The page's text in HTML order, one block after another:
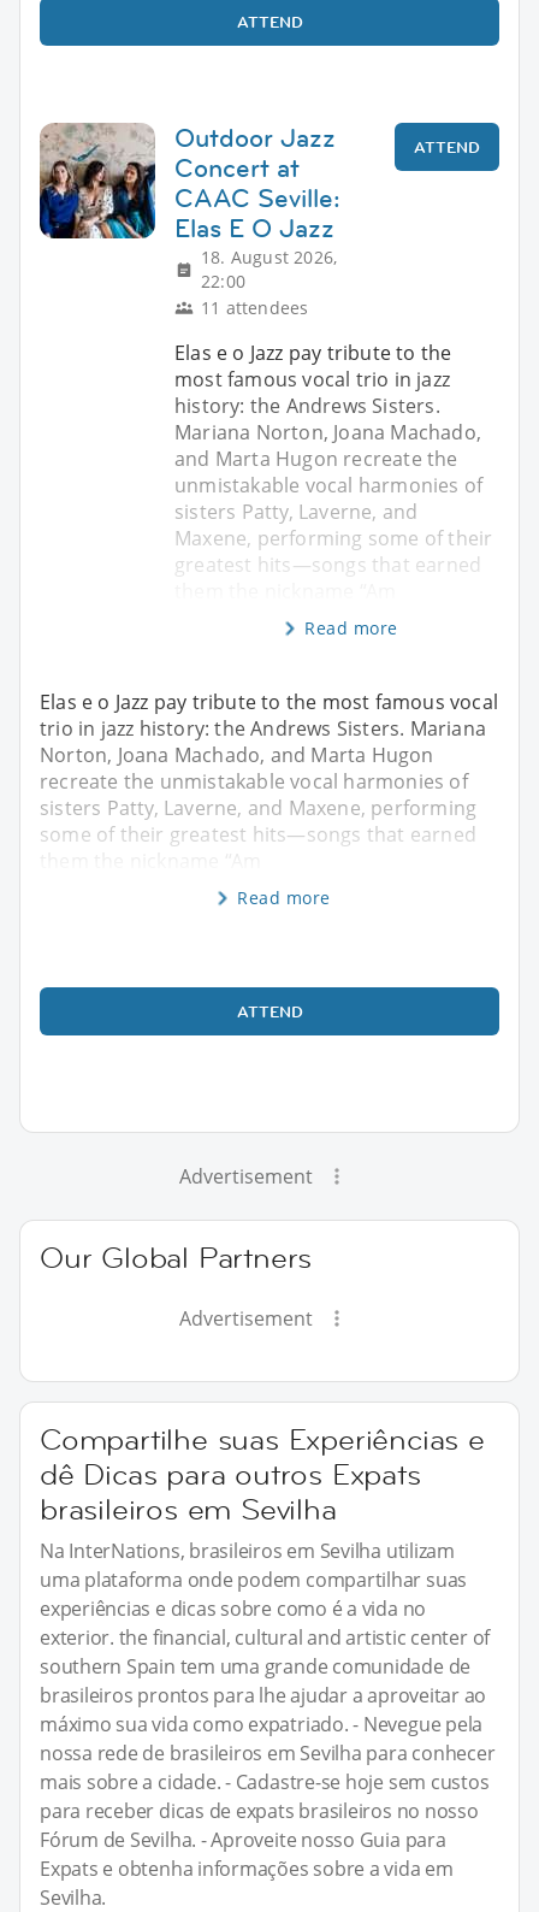
ATTEND
Outdoor Jazz
Concert at
CAAC Seville:
Elas E O Jazz
18. August 2026,
22:00
11 attendees
ATTEND
Elas e o Jazz pay tribute to the
most famous vocal trio in jazz
history: the Andrews Sisters.
Mariana Norton, Joana Machado,
and Marta Hugon recreate the
unmistakable vocal harmonies of
sisters Patty, Laverne, and
Maxene, performing some of their
greatest hits—songs that earned
Read more
Elas e o Jazz pay tribute to the most famous vocal
trio in jazz history: the Andrews Sisters. Mariana
Norton, Joana Machado, and Marta Hugon
recreate the unmistakable vocal harmonies of
sisters Patty, Laverne, and Maxene, performing
some of their greatest hits—songs that earned
Read more
ATTEND
Advertisement
Our Global Partners
Advertisement
Compartilhe suas Experiências e
dê Dicas para outros Expats
brasileiros em Sevilha
Na InterNations, brasileiros em Sevilha utilizam
uma plataforma onde podem compartilhar suas
experiências e dicas sobre como é a vida no
exterior. the financial, cultural and artistic center of
southern Spain tem uma grande comunidade de
brasileiros prontos para lhe ajudar a aproveitar ao
máximo sua vida como expatriado. - Nevegue pela
nossa rede de brasileiros em Sevilha para conhecer
mais sobre a cidade. - Cadastre-se hoje sem custos
para receber dicas de expats brasileiros no nosso
Fórum de Sevilha. - Aproveite nosso Guia para
Expats e obtenha informações sobre a vida em
Sevilha.